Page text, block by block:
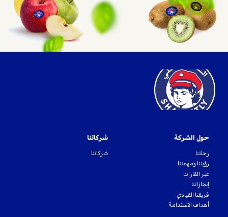
حول الشركة
رحلتنا
رؤيتنا ومهمتنا
عبر القارات
إنجازاتنا
فريقنا القيادي
أهداف الاستدامة
شركاتنا
شركاتنا